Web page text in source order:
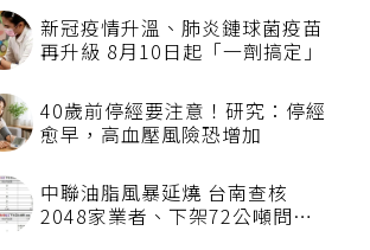
新冠疫情升溫、肺炎鏈球菌疫苗
再升級 8月10日起「一劑搞定」
40歲前停經要注意！研究：停經
愈早，高血壓風險恐增加
中聯油脂風暴延燒 台南查核
2048家業者、下架72公噸問題